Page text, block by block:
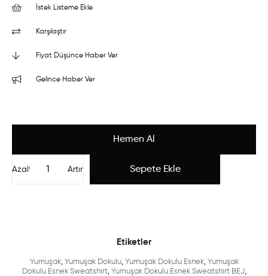
İstek Listeme Ekle
Karşılaştır
Fiyat Düşünce Haber Ver
Gelince Haber Ver
Artır
Azalt
Etiketler
Yumuşak, Yumuşak Dokulu, Yumuşak Dokulu Esnek, Yumuşak
Dokulu Esnek Sweatshirt, Yumuşak Dokulu Esnek Sweatshirt BEJ,